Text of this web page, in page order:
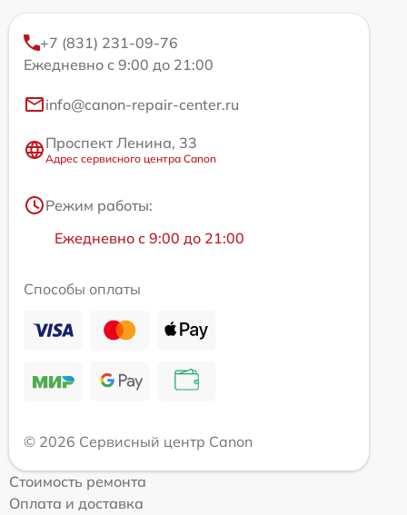
+7 (831) 231-09-76
Ежедневно с 9:00 до 21:00
info@canon-repair-center.ru
Проспект Ленина, 33
Адрес сервисного центра Canon
Режим работы:
Ежедневно с 9:00 до 21:00
Способы оплаты
© 2026 Сервисный центр Canon
Стоимость ремонта
Оплата и доставка